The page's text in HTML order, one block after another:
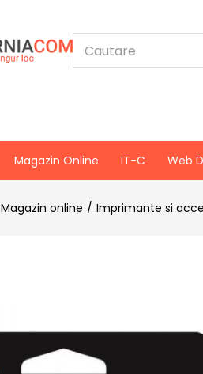
Magazin Online IT-C Web
Magazin online Imprimante si